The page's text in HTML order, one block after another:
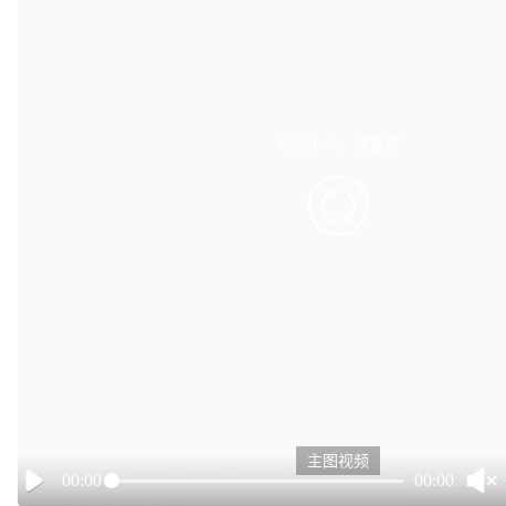
Play
00:00 00:00
主图视频